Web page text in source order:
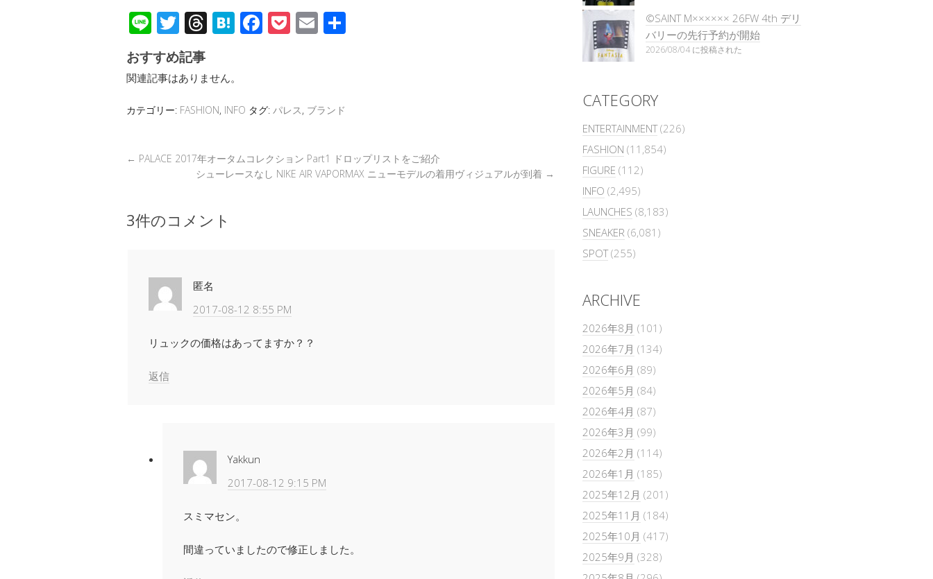
Li
n
e
T
wi
tt
er
T
hr
e
a
d
H
at
a
F
ac
o
k
P
o
E
m
おすすめ記事
関連記事はありません。
カテゴリー: FASHION, INFO タグ: パレス, ブランド
← PALACE 2017年オータムコレクション Part1 ドロップリストをご紹介
シューレースなし NIKE AIR VAPORMAX ニューモデルの着用ヴィジュアルが到着 →
3件のコメント
匿名
2017-08-12 8:55 PM
リュックの価格はあってますか？？
返信
Yakkun
2017-08-12 9:15 PM
スミマセン。
間違っていましたので修正しました。
©SAINT M×××××× 26FW 4th デリ
バリーの先行予約が開始
2026/08/04 に投稿された
CATEGORY
ENTERTAINMENT(226)
FASHION (11,854)
FIGURE (112)
INFO (2,495)
LAUNCHES (8,183)
SNEAKER (6,081)
SPOT(255)
ARCHIVE
2026年8月 (101)
2026年7月 (134)
2026年6月 (89)
2026年5月 (84)
2026年4月 (87)
2026年3月 (99)
2026年2月 (114)
2026年1月 (185)
2025年12月 (201)
2025年11月 (184)
2025年10月 (417)
2025年9月 (328)